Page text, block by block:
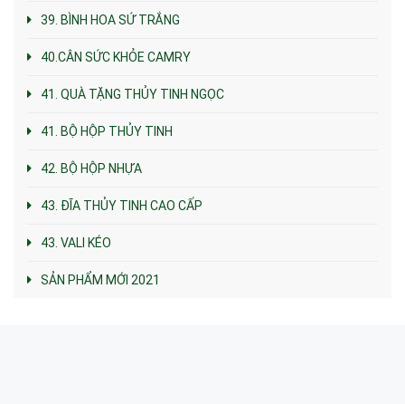
39. BÌNH HOA SỨ TRẮNG
40.CÂN SỨC KHỎE CAMRY
41. QUÀ TẶNG THỦY TINH NGỌC
41. BỘ HỘP THỦY TINH
42. BỘ HỘP NHỰA
43. ĐĨA THỦY TINH CAO CẤP
43. VALI KÉO
SẢN PHẨM MỚI 2021